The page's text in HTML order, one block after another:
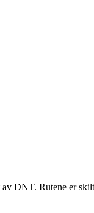
DNT. Rutene er